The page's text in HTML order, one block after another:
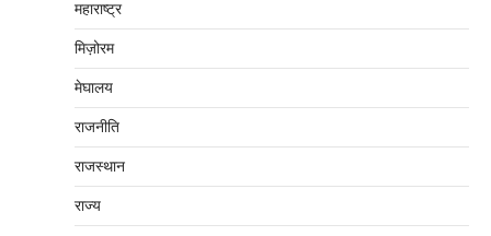
महाराष्‍ट्र
मिज़ोरम
मेघालय
राजनीति
राजस्थान
राज्य